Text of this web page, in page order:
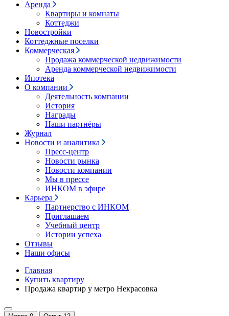
Аренда
Квартиры и комнаты
Коттеджи
Новостройки
Коттеджные поселки
Коммерческая
Продажа коммерческой недвижимости
Аренда коммерческой недвижимости
Ипотека
О компании
Деятельность компании
История
Награды
Наши партнёры
Журнал
Новости и аналитика
Пресс-центр
Новости рынка
Новости компании
Мы в прессе
ИНКОМ в эфире
Карьера
Партнерство с ИНКОМ
Приглашаем
Учебный центр
Истории успеха
Отзывы
Наши офисы
Главная
Купить квартиру
Продажа квартир у метро Некрасовка